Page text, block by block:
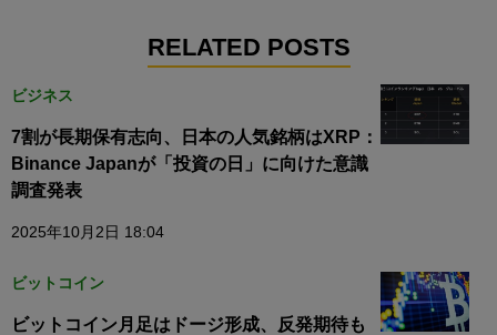
RELATED POSTS
ビジネス
7割が長期保有志向、日本の人気銘柄はXRP：
Binance Japanが「投資の日」に向けた意識
調査発表
2025年10月2日 18:04
ビットコイン
ビットコイン月足はドージ形成、反発期待も